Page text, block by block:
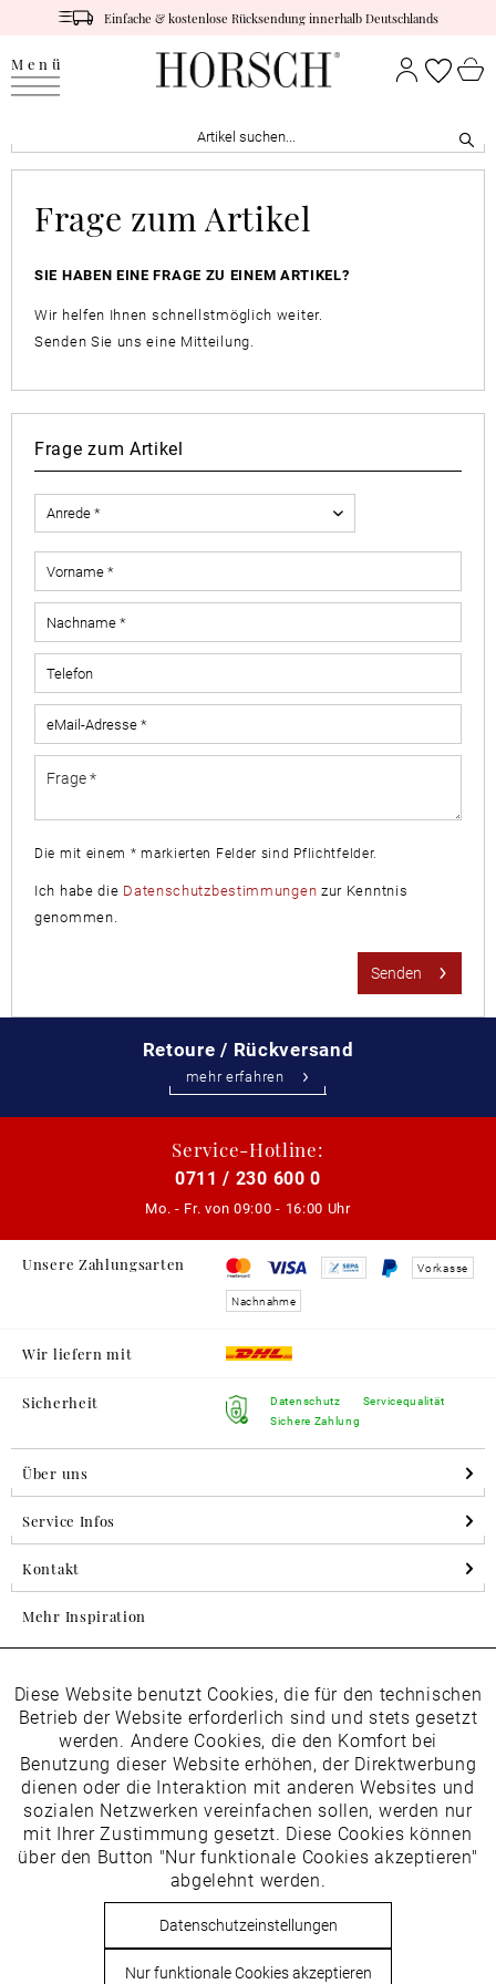
Einfache & kostenlose Rücksendung innerhalb Deutschlands
Menü
Frage zum Artikel
SIE HABEN EINE FRAGE ZU EINEM ARTIKEL?
Wir helfen Ihnen schnellstmöglich weiter.
Senden Sie uns eine Mitteilung.
Frage zum Artikel
Die mit einem * markierten Felder sind Pflichtfelder.
Ich habe die Datenschutzbestimmungen zur Kenntnis
genommen.
Senden
Retoure / Rückversand
mehr erfahren
Service-Hotline:
0711 / 230 600 0
Mo. - Fr. von 09:00 - 16:00 Uhr
Unsere Zahlungsarten Vorkasse
Nachnahme
Wir liefern mit
Sicherheit
Datenschutz
Sichere Zahlung
Servicequalität
Über uns
Service Infos
Kontakt
Mehr Inspiration
Folgen Sie uns auf Instagram
horsch_schuhe
Newsletter
Datenschutzbestimmungenhabe ich zur Kenntnis
vom Newsletter abmelden.
Funktionale Aktiv
Marketing Inaktiv
Tracking Inaktiv
Inaktiv
Diese Website benutzt Cookies, die für den technischen
Betrieb der Website erforderlich sind und stets gesetzt
werden. Andere Cookies, die den Komfort bei
Benutzung dieser Website erhöhen, der Direktwerbung
dienen oder die Interaktion mit anderen Websites und
sozialen Netzwerken vereinfachen sollen, werden nur
mit Ihrer Zustimmung gesetzt. Diese Cookies können
über den Button "Nur funktionale Cookies akzeptieren"
abgelehnt werden.
Datenschutzeinstellungen
Nur funktionale Cookies akzeptieren